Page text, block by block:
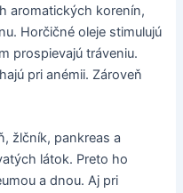
aromatických korenín,
Horčičné oleje stimulujú
prospievajú tráveniu.
pri anémii. Zároveň
žlčník, pankreas a
látok. Preto ho
a dnou. Aj pri